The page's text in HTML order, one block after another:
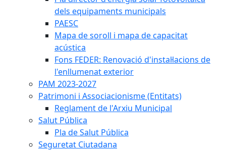
dels equipaments municipals
PAESC
Mapa de soroll i mapa de capacitat
acústica
Fons FEDER: Renovació d'instal·lacions de
l'enllumenat exterior
PAM 2023-2027
Patrimoni i Associacionisme (Entitats)
Reglament de l'Arxiu Municipal
Salut Pública
Pla de Salut Pública
Seguretat Ciutadana